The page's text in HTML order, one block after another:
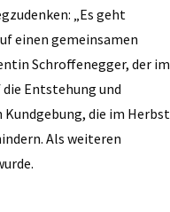
„Es geht
einen gemeinsamen
Schroffenegger, der im
Entstehung und
Kundgebung, die im Herbst
Als weiteren